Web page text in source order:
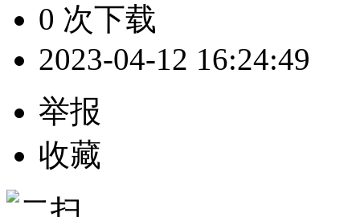
0 次下载
2023-04-12 16:24:49
举报
收藏